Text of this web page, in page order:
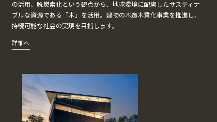
の活用、脱炭素化という観点から、地球環境に配慮したサスティナ
ブルな資源である「木」を活用。建物の木造木質化事業を推進し、
持続可能な社会の実現を目指します。
詳細へ